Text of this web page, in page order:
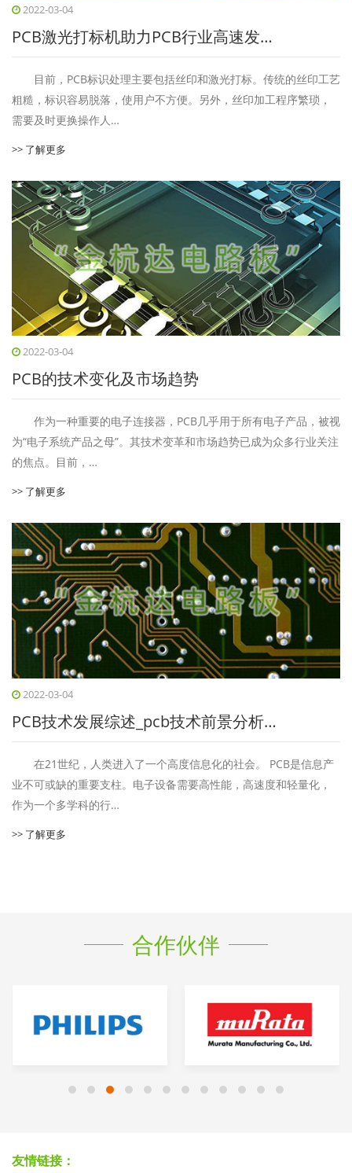
2022-03-04
PCB激光打标机助力PCB行业高速发…
目前，PCB标识处理主要包括丝印和激光打标。传统的丝印工艺
粗糙，标识容易脱落，使用户不方便。另外，丝印加工程序繁琐，
需要及时更换操作人…
>> 了解更多
2022-03-04
PCB的技术变化及市场趋势
作为一种重要的电子连接器，PCB几乎用于所有电子产品，被视
为“电子系统产品之母”。其技术变革和市场趋势已成为众多行业关注
的焦点。目前，…
>> 了解更多
2022-03-04
PCB技术发展综述_pcb技术前景分析…
在21世纪，人类进入了一个高度信息化的社会。 PCB是信息产
业不可或缺的重要支柱。电子设备需要高性能，高速度和轻量化，
作为一个多学科的行…
>> 了解更多
合作伙伴
友情链接：